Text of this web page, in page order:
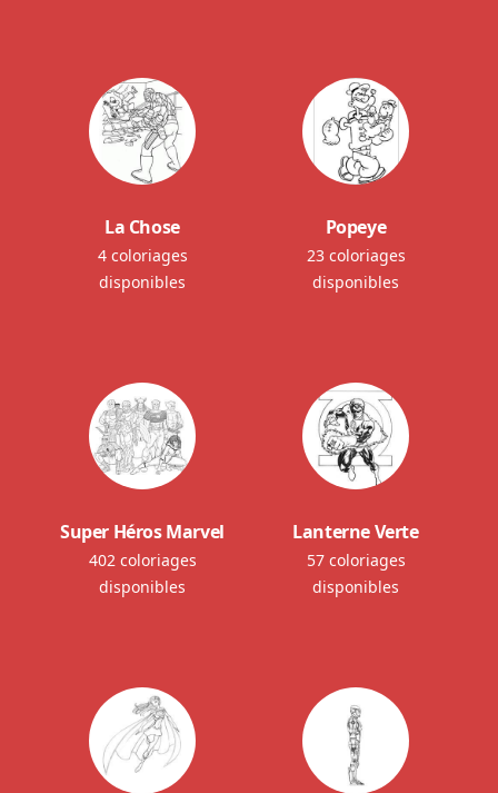
La Chose
4 coloriages
disponibles
Popeye
23 coloriages
disponibles
Super Héros Marvel
402 coloriages
disponibles
Lanterne Verte
57 coloriages
disponibles